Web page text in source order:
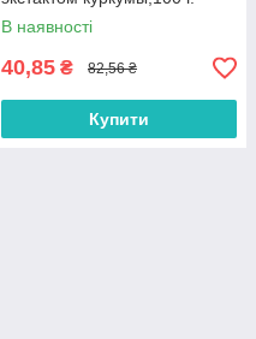
В наявності
40,85 ₴ 82,56 ₴
Купити